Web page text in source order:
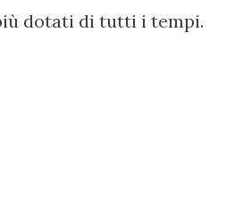
dotati di tutti i tempi.